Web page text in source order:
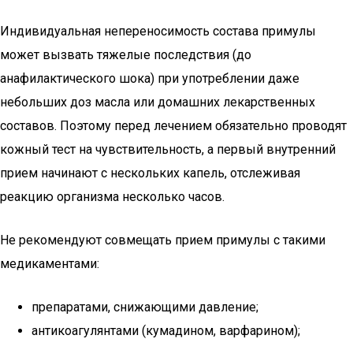
Индивидуальная непереносимость состава примулы
может вызвать тяжелые последствия (до
анафилактического шока) при употреблении даже
небольших доз масла или домашних лекарственных
составов. Поэтому перед лечением обязательно проводят
кожный тест на чувствительность, а первый внутренний
прием начинают с нескольких капель, отслеживая
реакцию организма несколько часов.
Не рекомендуют совмещать прием примулы с такими
медикаментами:
препаратами, снижающими давление;
антикоагулянтами (кумадином, варфарином);